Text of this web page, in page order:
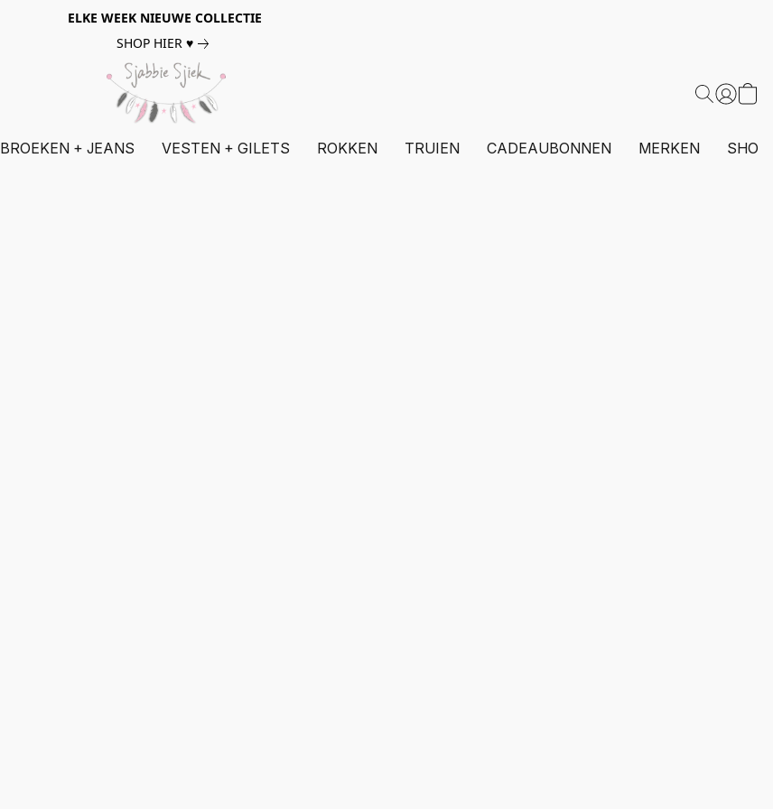
ELKE WEEK NIEUWE COLLECTIE
SHOP HIER ♥
BROEKEN + JEANS VESTEN + GILETS ROKKEN TRUIEN CADEAUBONNEN MERKEN SHOP